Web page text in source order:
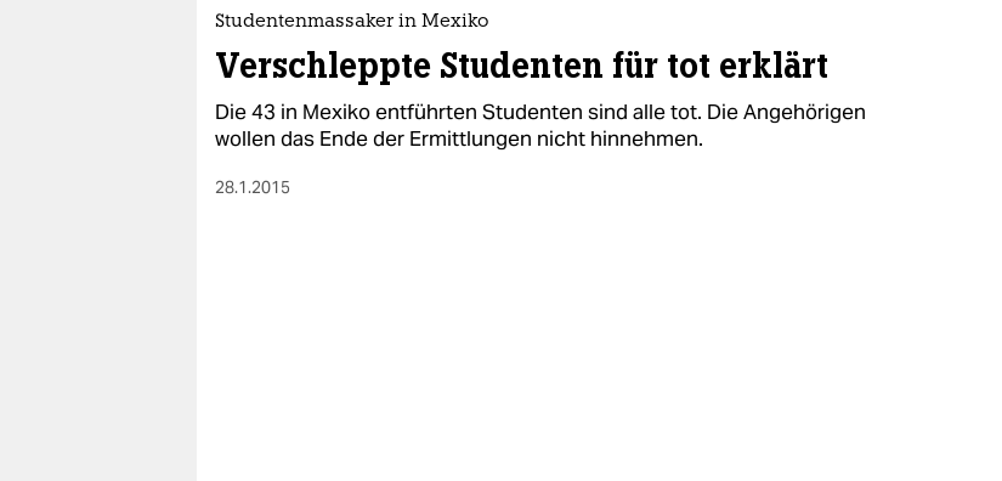
Studentenmassaker in Mexiko
Verschleppte Studenten für tot erklärt
Die 43 in Mexiko entführten Studenten sind alle tot. Die Angehörigen
wollen das Ende der Ermittlungen nicht hinnehmen.
28.1.2015